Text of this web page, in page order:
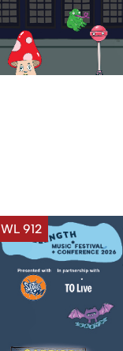
WL 912